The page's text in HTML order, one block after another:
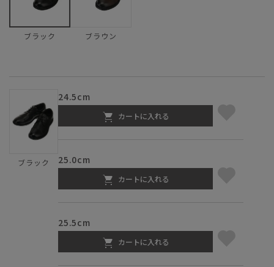
ブラック ブラウン
ブラック
24.5cm
カートに入れる
25.0cm
カートに入れる
25.5cm
カートに入れる